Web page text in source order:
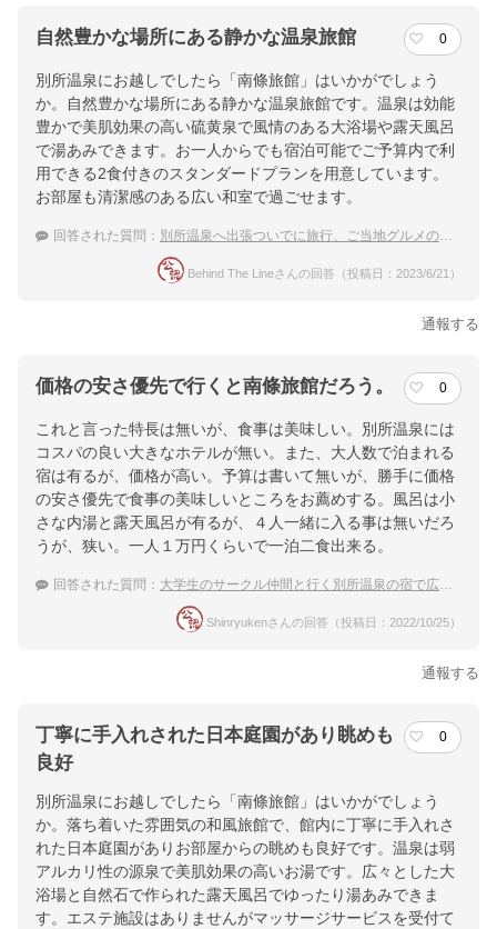
自然豊かな場所にある静かな温泉旅館 0
別所温泉にお越しでしたら「南條旅館」はいかがでしょう
か。自然豊かな場所にある静かな温泉旅館です。温泉は効能
豊かで美肌効果の高い硫黄泉で風情のある大浴場や露天風呂
で湯あみできます。お一人からでも宿泊可能でご予算内で利
用できる2食付きのスタンダードプランを用意しています。
お部屋も清潔感のある広い和室で過ごせます。
回答された質問： 別所温泉へ出張ついでに旅行、ご当地グルメの味わえる宿を知りたい
Behind The Lineさんの回答（投稿日：2023/6/21）
通報する
価格の安さ優先で行くと南條旅館だろう。 0
これと言った特長は無いが、食事は美味しい。別所温泉には
コスパの良い大きなホテルが無い。また、大人数で泊まれる
宿は有るが、価格が高い。予算は書いて無いが、勝手に価格
の安さ優先で食事の美味しいところをお薦めする。風呂は小
さな内湯と露天風呂が有るが、４人一緒に入る事は無いだろ
うが、狭い。一人１万円くらいで一泊二食出来る。
回答された質問： 大学生のサークル仲間と行く別所温泉の宿で広々とした和室がある宿を教えて下さい。
Shinryukenさんの回答（投稿日：2022/10/25）
通報する
丁寧に手入れされた日本庭園があり眺めも
良好
0
別所温泉にお越しでしたら「南條旅館」はいかがでしょう
か。落ち着いた雰囲気の和風旅館で、館内に丁寧に手入れさ
れた日本庭園がありお部屋からの眺めも良好です。温泉は弱
アルカリ性の源泉で美肌効果の高いお湯です。広々とした大
浴場と自然石で作られた露天風呂でゆったり湯あみできま
す。エステ施設はありませんがマッサージサービスを受付て